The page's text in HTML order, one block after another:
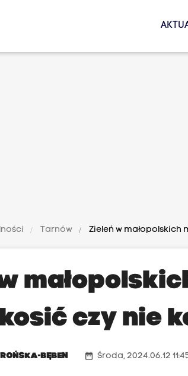
Tarnów Zieleń w małopolskich
czy nie
BĘBEN date_range Środa, 2024.06.12